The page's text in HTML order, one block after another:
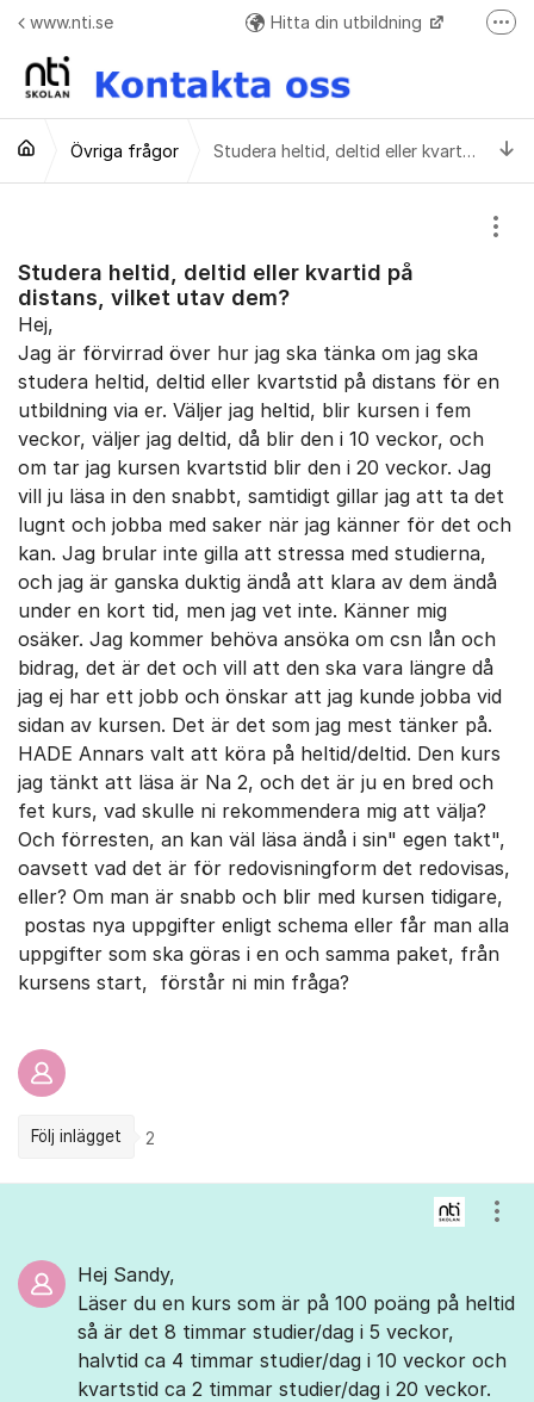
Hoppa till innehåll
www.nti.se Hitta din utbildning
Frågor o svar + Meddelande formulär när ej elev
Övriga frågor Studera heltid, deltid eller kvartid på distans, vilket utav dem?
Studera heltid, deltid eller kvartid på
distans, vilket utav dem?
Hej,
Jag är förvirrad över hur jag ska tänka om jag ska
studera heltid, deltid eller kvartstid på distans för en
utbildning via er. Väljer jag heltid, blir kursen i fem
veckor, väljer jag deltid, då blir den i 10 veckor, och
om tar jag kursen kvartstid blir den i 20 veckor. Jag
vill ju läsa in den snabbt, samtidigt gillar jag att ta det
lugnt och jobba med saker när jag känner för det och
kan. Jag brular inte gilla att stressa med studierna,
och jag är ganska duktig ändå att klara av dem ändå
under en kort tid, men jag vet inte. Känner mig
osäker. Jag kommer behöva ansöka om csn lån och
bidrag, det är det och vill att den ska vara längre då
jag ej har ett jobb och önskar att jag kunde jobba vid
sidan av kursen. Det är det som jag mest tänker på.
HADE Annars valt att köra på heltid/deltid. Den kurs
jag tänkt att läsa är Na 2, och det är ju en bred och
fet kurs, vad skulle ni rekommendera mig att välja?
Och förresten, an kan väl läsa ändå i sin" egen takt",
oavsett vad det är för redovisningform det redovisas,
eller? Om man är snabb och blir med kursen tidigare,
postas nya uppgifter enligt schema eller får man alla
uppgifter som ska göras i en och samma paket, från
kursens start, förstår ni min fråga?
Följ inlägget 2
Hej Sandy,
Läser du en kurs som är på 100 poäng på heltid
så är det 8 timmar studier/dag i 5 veckor,
halvtid ca 4 timmar studier/dag i 10 veckor och
kvartstid ca 2 timmar studier/dag i 20 veckor.